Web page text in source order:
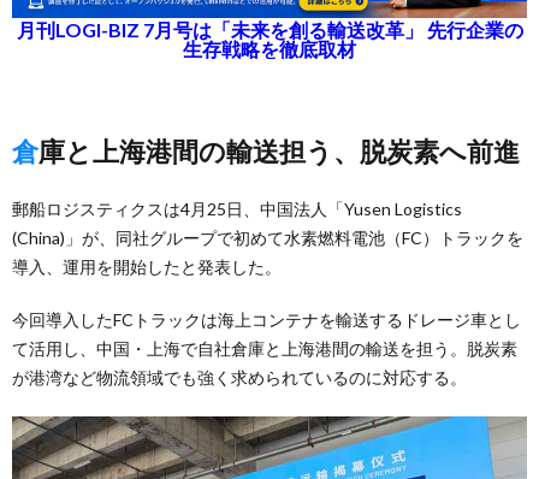
月刊LOGI-BIZ 7月号は「未来を創る輸送改革」 先行企業の
生存戦略を徹底取材
倉庫と上海港間の輸送担う、脱炭素へ前進
郵船ロジスティクスは4月25日、中国法人「Yusen Logistics
(China)」が、同社グループで初めて水素燃料電池（FC）トラックを
導入、運用を開始したと発表した。
今回導入したFCトラックは海上コンテナを輸送するドレージ車とし
て活用し、中国・上海で自社倉庫と上海港間の輸送を担う。脱炭素
が港湾など物流領域でも強く求められているのに対応する。